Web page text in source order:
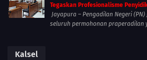
Tegaskan Profesionalisme
Jayapura – Pengadilan Negeri
seluruh permohonan praperadilan
Kalsel